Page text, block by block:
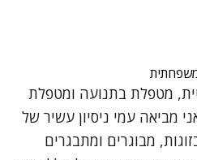
מטפלת בתנועה ומטפלת
מביאה עמי ניסיון עשיר של
בזוגות, מבוגרים ומתבגרים